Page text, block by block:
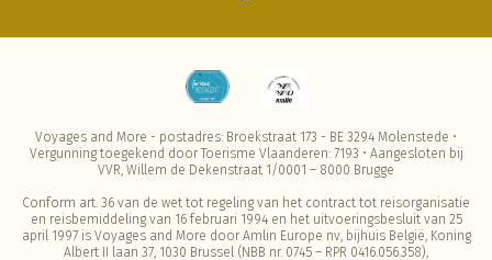
Voyages and More - postadres: Broekstraat 173 - BE 3294 Molenstede •
Vergunning toegekend door Toerisme Vlaanderen: 7193 • Aangesloten bij
VVR, Willem de Dekenstraat 1/0001 – 8000 Brugge
Conform art. 36 van de wet tot regeling van het contract tot reisorganisatie
en reisbemiddeling van 16 februari 1994 en het uitvoeringsbesluit van 25
april 1997 is Voyages and More door Amlin Europe nv, bijhuis België, Koning
Albert II laan 37, 1030 Brussel (NBB nr. 0745 – RPR 0416.056.358),